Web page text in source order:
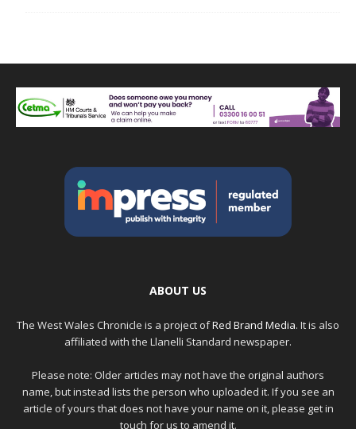
ABOUT US
The West Wales Chronicle is a project ofRed Brand Media. It is also
affiliated with the Llanelli Standard newspaper.
Please note: Older articles may not have the original authors
name, but instead lists the person who uploaded it. If you see an
article of yours that does not have your name on it, please get in
touch for us to amend it.